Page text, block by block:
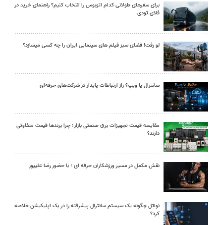
برای سفرهای طولانی کدام اتوبوس را انتخاب کنیم؟ راهنمای خرید در
فلای تودی
لو رفت! فضای سبز فیلم های سینمایی ایران را چه کسی میسازد؟
سانترال یا ویپ؟ راز ارتباطات پایدار در شرکت‌های حرفه‌ای
مقایسه قیمت تجهیزات برق صنعتی بازار؛ چرا برندها قیمت متفاوتی
دارند؟
نقش مکمل در مسیر ورزشکاران حرفه ای ؛ با حضور رضا علیپور
نواتل چگونه یک سیستم سانترال پیشرفته را در یک اپلیکیشن خلاصه
کرد؟